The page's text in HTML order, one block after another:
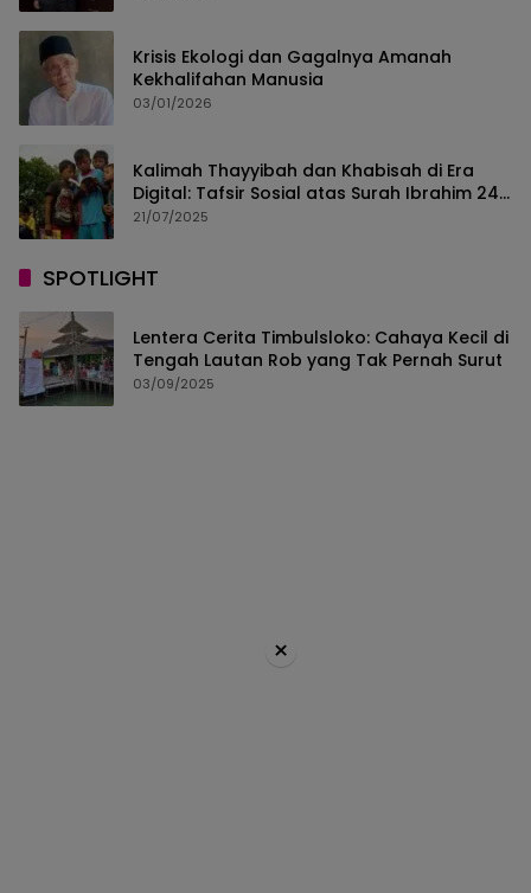
Krisis Ekologi dan Gagalnya Amanah
Kekhalifahan Manusia
03/01/2026
Kalimah Thayyibah dan Khabisah di Era
Digital: Tafsir Sosial atas Surah Ibrahim 24–
30
21/07/2025
SPOTLIGHT
Lentera Cerita Timbulsloko: Cahaya Kecil di
Tengah Lautan Rob yang Tak Pernah Surut
03/09/2025
×